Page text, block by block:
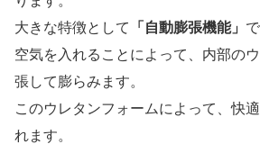
大きな特徴として
「自動膨張機能」
空気を入れることによって、内部の
張して膨らみます。
このウレタンフォームによって、快
れます。